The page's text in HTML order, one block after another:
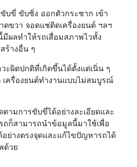
บขี่ ขับซิ่ง ออกตัวกระชาก เข้า
ดขวา จอดแช่ติดเครื่องยนต์ ฯลฯ
ผลทำให้รถเสื่อมสภาพไวทั้ง
ร้างอื่น ๆ
ะผิดปกติที่เกิดขึ้นได้ตั้งแต่เนิ่น ๆ
เครื่องยนต์ทำงานแบบไม่สมบูรณ์
ตามการขับขี่ได้อย่างละเอียดและ
ถก็สามารถนำข้อมูลนี้มาใช้เพื่อ
ย่างตรงจุดและแก้ไขปัญหารถได้
ด้วย